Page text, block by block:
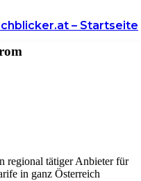
– Startseite
Mürzzuschlag
regional tätiger Anbieter für
in ganz Österreich